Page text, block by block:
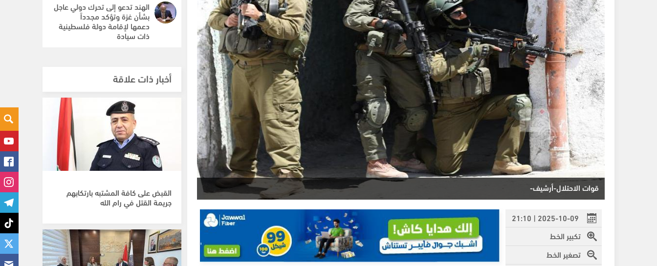
قوات الاحتلال-أرشيف-
2025-10-09 | 21:10
تكبير الخط
تصغير الخط
الهند تدعو إلى تحرك دولي عاجل
بشأن غزة وتؤكد مجدداً
دعمها لإقامة دولة فلسطينية
ذات سيادة
أخبار ذات علاقة
القبض على كافة المشتبه بارتكابهم
جريمة القتل في رام الله